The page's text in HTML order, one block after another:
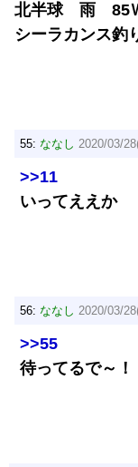
北半球 雨 85
シーラカンス釣
55: ななし 2020/03/
>>11
いってええか
56: ななし 2020/03/
>>55
待ってるで～！